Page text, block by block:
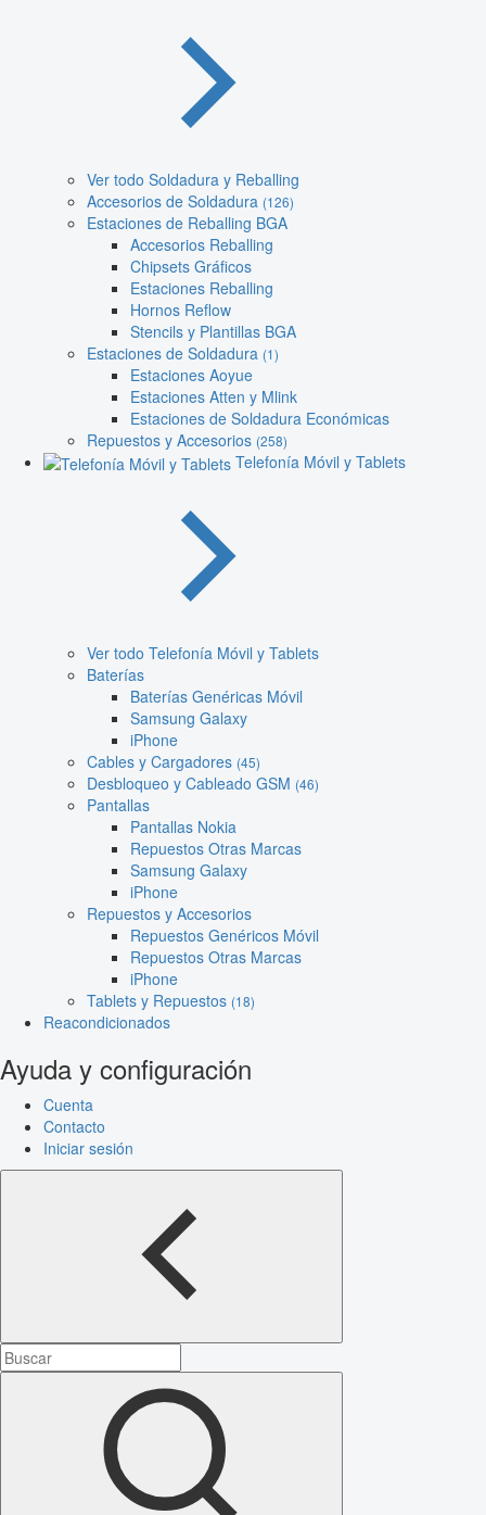
Ver todo Soldadura y Reballing
Accesorios de Soldadura (126)
Estaciones de Reballing BGA
Accesorios Reballing
Chipsets Gráficos
Estaciones Reballing
Hornos Reflow
Stencils y Plantillas BGA
Estaciones de Soldadura (1)
Estaciones Aoyue
Estaciones Atten y Mlink
Estaciones de Soldadura Económicas
Repuestos y Accesorios (258)
Telefonía Móvil y Tablets
Ver todo Telefonía Móvil y Tablets
Baterías
Baterías Genéricas Móvil
Samsung Galaxy
iPhone
Cables y Cargadores (45)
Desbloqueo y Cableado GSM (46)
Pantallas
Pantallas Nokia
Repuestos Otras Marcas
Samsung Galaxy
iPhone
Repuestos y Accesorios
Repuestos Genéricos Móvil
Repuestos Otras Marcas
iPhone
Tablets y Repuestos (18)
Reacondicionados
Ayuda y configuración
Cuenta
Contacto
Iniciar sesión